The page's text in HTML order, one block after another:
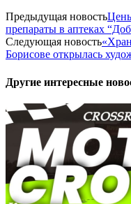
Предыдущая новость
препараты в аптеках
Следующая новость
Борисове открылась
Другие интересные